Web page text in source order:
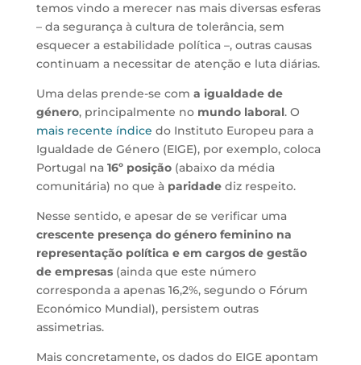
temos vindo a merecer nas mais diversas esferas
– da segurança à cultura de tolerância, sem
esquecer a estabilidade política –, outras causas
continuam a necessitar de atenção e luta diárias.
Uma delas prende-se com a igualdade de
género, principalmente no mundo laboral. O
mais recente índice do Instituto Europeu para a
Igualdade de Género (EIGE), por exemplo, coloca
Portugal na 16º posição(abaixo da média
comunitária) no que à paridade diz respeito.
Nesse sentido, e apesar de se verificar uma
crescente presença do género feminino na
representação política e em cargos de gestão
de empresas(ainda que este número
corresponda a apenas 16,2%, segundo o Fórum
Económico Mundial), persistem outras
assimetrias.
Mais concretamente, os dados do EIGE apontam